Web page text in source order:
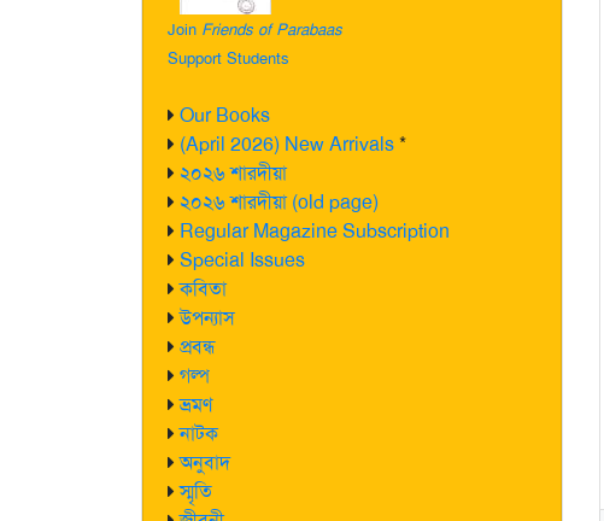
Join Friends of Parabaas
Support Students
Our Books
(April 2026) New Arrivals*
২০২৬ শারদীয়া
২০২৬ শারদীয়া (old page)
Regular Magazine Subscription
Special Issues
কবিতা
উপন্যাস
প্রবন্ধ
গল্প
ভ্রমণ
নাটক
অনুবাদ
স্মৃতি